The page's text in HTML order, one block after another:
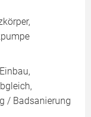
/ Badsanierung